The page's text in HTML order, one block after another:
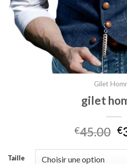
Gilet
gilet
€45.00 €
Taille